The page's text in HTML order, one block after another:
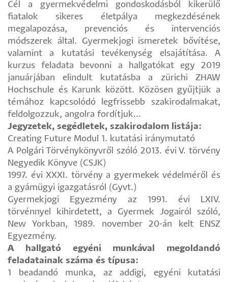
Cél a gyermekvédelmi gondoskodásból kikerülő
fiatalok sikeres életpálya megkezdésének
megalapozása, prevenciós és intervenciós
módszerek által. Gyermekjogi ismeretek bővítése,
valamint a kutatási tevékenység elsajátítása. A
kurzus feladata bevonni a hallgatókat egy 2019
januárjában elindult kutatásba a zürichi ZHAW
Hochschule és Karunk között. Közösen gyűjtjük a
témához kapcsolódó legfrissebb szakirodalmakat,
feldolgozzuk, angolra fordítjuk...
Jegyzetek, segédletek, szakirodalom listája:
Creating Future Modul 1. kutatási iránymutató
A Polgári Törvénykönyvről szóló 2013. évi V. törvény
Negyedik Könyve (CSJK)
1997. évi XXXI. törvény a gyermekek védelméről és
a gyámügyi igazgatásról (Gyvt.)
Gyermekjogi Egyezmény az 1991. évi LXIV.
törvénnyel kihirdetett, a Gyermek Jogairól szóló,
New Yorkban, 1989. november 20-án kelt ENSZ
Egyezmény.
A hallgató egyéni munkával megoldandó
feladatainak száma és típusa:
1 beadandó munka, az addigi, egyéni kutatási